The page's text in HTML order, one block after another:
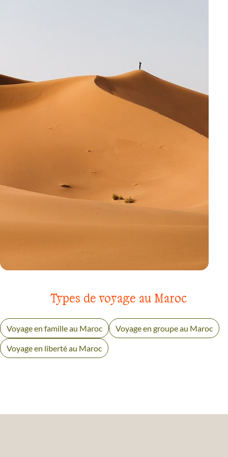
Types de voyage au Maroc
Voyage en famille au Maroc Voyage en groupe au Maroc
Voyage en liberté au Maroc